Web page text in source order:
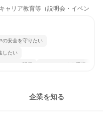
ャリア教育等（説明会・イベン
の安全を守りたい
したい
ションが活発 チームワークを重視
企業を知る